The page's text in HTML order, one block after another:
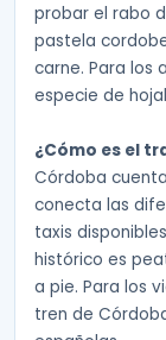
probar el rabo
pastela
carne. Para los
especie de
¿Cómo es el
Córdoba
conecta las
taxis
histórico es
a pie. Para los
tren de